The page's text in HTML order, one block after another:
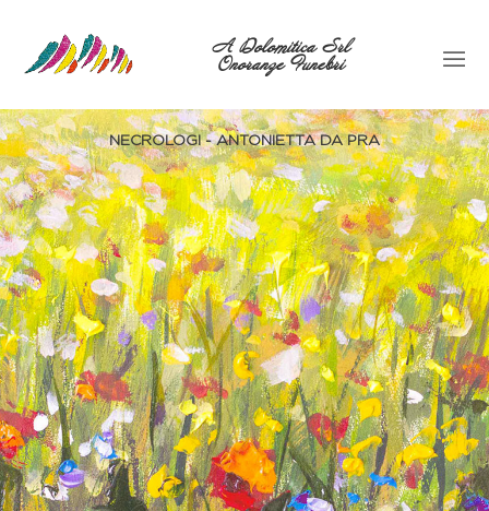
A Dolomitica Srl
Onoranze Funebri
NECROLOGI - ANTONIETTA DA PRA